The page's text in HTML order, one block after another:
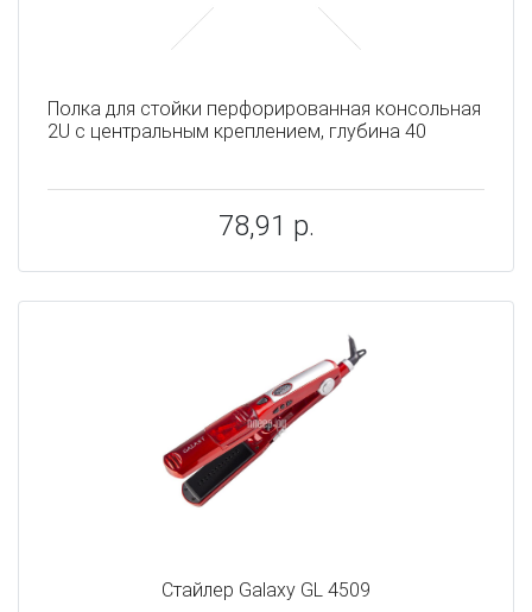
Полка для стойки перфорированная консольная
2U с центральным креплением, глубина 40
78,91 р.
Стайлер Galaxy GL 4509